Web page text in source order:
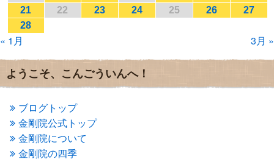
2017年1月(2)
2016年12月(4)
2016年11月
2016年10月
2016年8月
2016年7月
(3)
2016年5月(3)
2016年4月
(4)
2016年3月 (4)
2016年2月 (5)
2016年1月(3)
21 22 23 24 25 26
27
28
« 1月 3月 »
ようこそ、こんごういんへ！
ブログトップ
金剛院公式トップ
金剛院について
金剛院の四季